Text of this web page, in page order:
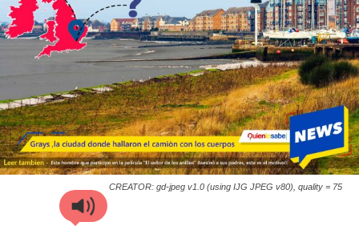
CREATOR: gd-jpeg v1.0 (using IJG JPEG v80), quality = 75